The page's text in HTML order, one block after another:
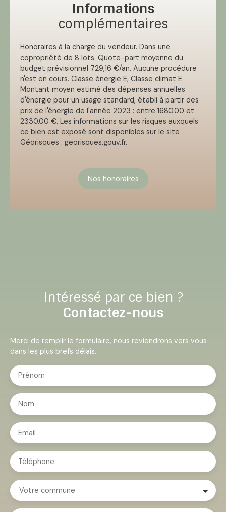
Informations
complémentaires
Honoraires à la charge du vendeur. Dans une
copropriété de 8 lots. Quote-part moyenne du
budget prévisionnel 729,16 €/an. Aucune procédure
n'est en cours. Classe énergie E, Classe climat E
Montant moyen estimé des dépenses annuelles
d'énergie pour un usage standard, établi à partir des
prix de l'énergie de l'année 2023 : entre 1680.00 et
2330.00 €. Les informations sur les risques auxquels
ce bien est exposé sont disponibles sur le site
Géorisques : georisques.gouv.fr.
Nos honoraires
Intéressé par ce bien ?
Contactez-nous
Merci de remplir le formulaire, nous reviendrons vers vous
dans les plus brefs délais.
Prénom
Nom
Email
Téléphone
Votre commune